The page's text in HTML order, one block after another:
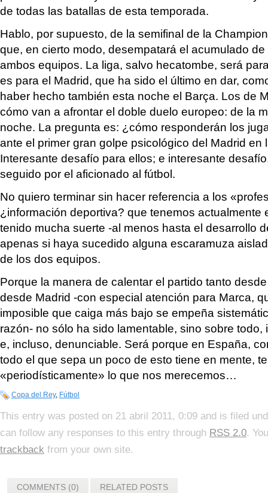
de todas las batallas de esta temporada.
Hablo, por supuesto, de la semifinal de la
que, en cierto modo, desempatará el acumulado
ambos equipos. La liga, salvo hecatombe, será
es para el Madrid, que ha sido el último en dar,
haber hecho también esta noche el Barça. Los de
cómo van a afrontar el doble duelo europeo: de la
noche. La pregunta es: ¿cómo responderán los
ante el primer gran golpe psicológico del Madrid en
Interesante desafío para ellos; e interesante
seguido por el aficionado al fútbol.
No quiero terminar sin hacer referencia a los
¿información deportiva? que tenemos actualmente
tenido mucha suerte -al menos hasta el desarrollo
apenas si haya sucedido alguna escaramuza
de los dos equipos.
Porque la manera de calentar el partido tanto
desde Madrid -con especial atención para Marca,
imposible que caiga más bajo se empeña
razón- no sólo ha sido lamentable, sino sobre todo,
e, incluso, denunciable. Será porque en España,
todo el que sepa un poco de esto tiene en mente,
«periodísticamente» lo que nos merecemos…
Copa del Rey, Fútbol
This entry was posted on 21 abril 2011, 0:09 and is filed
can follow any responses to this entry through RSS 2.0.
trackback from your own site.
COMMENTS (0) RELATED POSTS